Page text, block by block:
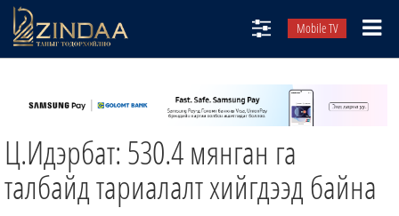
Mobile TV
ТВ8
ӨГЛӨӨНИЙ СОНИН
АУДИО ЗОХИОЛ
ЗИНДАА СЭТГҮҮЛ
Ц.Идэрбат: 530.4 мянган га
талбайд тариалалт хийгдээд байна